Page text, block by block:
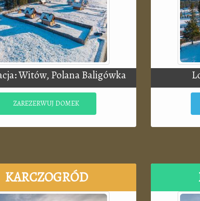
Witów, Polana Baligówka
ZAREZERWUJ DOMEK
KARCZOGRÓD